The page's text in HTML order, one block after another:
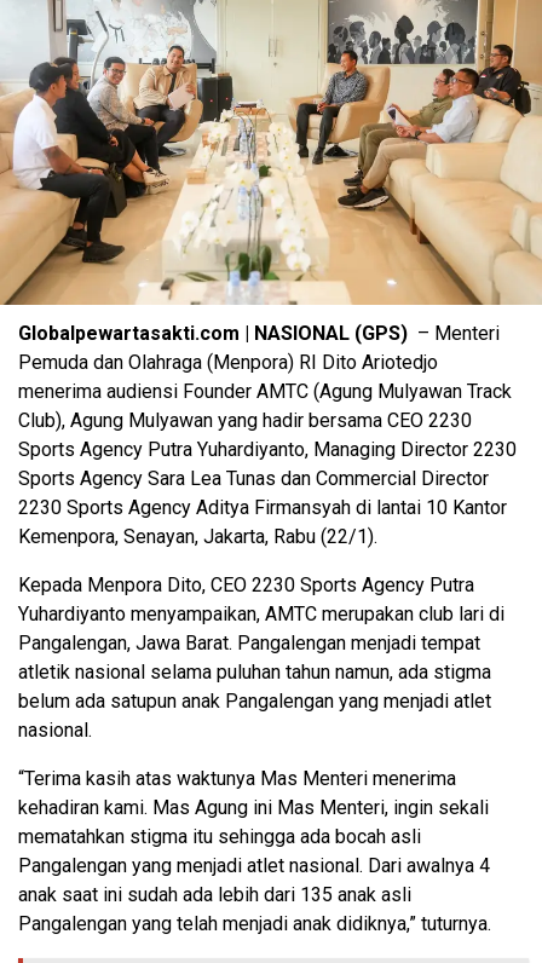
Globalpewartasakti.com | NASIONAL (GPS) – Menteri
Pemuda dan Olahraga (Menpora) RI Dito Ariotedjo
menerima audiensi Founder AMTC (Agung Mulyawan Track
Club), Agung Mulyawan yang hadir bersama CEO 2230
Sports Agency Putra Yuhardiyanto, Managing Director 2230
Sports Agency Sara Lea Tunas dan Commercial Director
2230 Sports Agency Aditya Firmansyah di lantai 10 Kantor
Kemenpora, Senayan, Jakarta, Rabu (22/1).
Kepada Menpora Dito, CEO 2230 Sports Agency Putra
Yuhardiyanto menyampaikan, AMTC merupakan club lari di
Pangalengan, Jawa Barat. Pangalengan menjadi tempat
atletik nasional selama puluhan tahun namun, ada stigma
belum ada satupun anak Pangalengan yang menjadi atlet
nasional.
“Terima kasih atas waktunya Mas Menteri menerima
kehadiran kami. Mas Agung ini Mas Menteri, ingin sekali
mematahkan stigma itu sehingga ada bocah asli
Pangalengan yang menjadi atlet nasional. Dari awalnya 4
anak saat ini sudah ada lebih dari 135 anak asli
Pangalengan yang telah menjadi anak didiknya,” tuturnya.